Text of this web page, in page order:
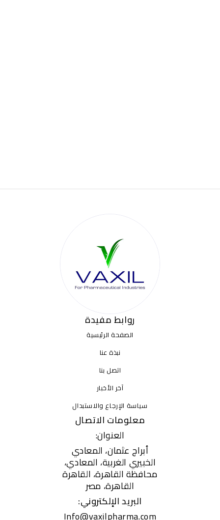
روابط مفيدة
الصفحة الرئيسية
نبذة عنا
اتصل بنا
آخر الأخبار
سياسة الإرجاع والاستبدال
معلومات الاتصال
العنوان:
أبراج عثمان، المعادي
الخبيري الغربية، المعادي،
محافظة القاهرة، القاهرة
القاهرة، مصر
البريد الإلكتروني:
Info@vaxilpharma.com